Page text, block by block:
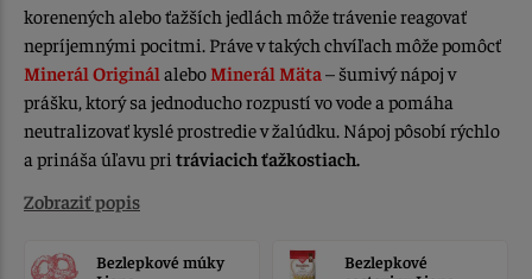
korenených alebo ťažších jedlách môže trávenie reagovať
nepríjemnými pocitmi. Práve v takých chvíľach môže pomôcť
Minerál Originál alebo Minerál Mäta – šumivý nápoj v
prášku, ktorý sa jednoducho rozpustí vo vode a pomáha
neutralizovať kyslé prostredie v žalúdku. Nápoj pôsobí rýchlo
a prináša úľavu pri tráviacich ťažkostiach.
Zobraziť popis
Bezlepkové múky
Bezlepkové